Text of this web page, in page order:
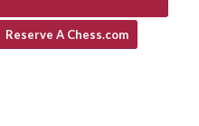
Reserve A Chess.com